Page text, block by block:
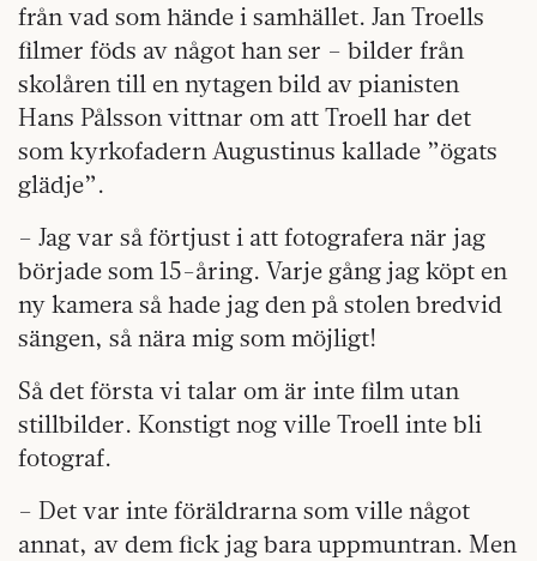
från vad som hände i samhället. Jan Troells
filmer föds av något han ser – bilder från
skolåren till en nytagen bild av pianisten
Hans Pålsson vittnar om att Troell har det
som kyrkofadern Augustinus kallade ”ögats
glädje”.
– Jag var så förtjust i att fotografera när jag
började som 15-åring. Varje gång jag köpt en
ny kamera så hade jag den på stolen bredvid
sängen, så nära mig som möjligt!
Så det första vi talar om är inte film utan
stillbilder. Konstigt nog ville Troell inte bli
fotograf.
– Det var inte föräldrarna som ville något
annat, av dem fick jag bara uppmuntran. Men